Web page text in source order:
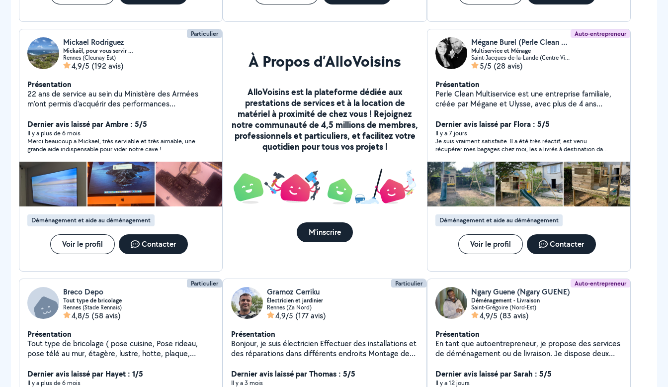
Particulier
Mickael Rodriguez
Mickaël, pour vous servir …
Rennes (Cleunay Est)
4,9/5 (192 avis)
Présentation
22 ans de service au sein du Ministère des Armées
m'ont permis d'acquérir des performances
métier une polyvalence avec les qualités propres au
statut qui est le nôtre. Mes compétences : petit
bricolage, peintures et finitions d'intérieur, montage de
meubles et abris de jardin, jardinage sur de petites ou
moyennes surfaces. Je dispose de pas mal de petits
matériels de bricolage et nettoyage (karcher) mais
également d'un van 9 places pour transport de
personnes et de matériels. Compétences en rh et
secrétariat pour création de CV dans les règles de l'art.
Je dispose de photos de mon appartement dont le
parquet, la cuisine ainsi que les murs ont été
entièrement monté et repeint par mes soins.
Démontage, changement de pièces, nettoyage et
remontage IMac ️. D'autres photos, notamment les CV
le soir en semaine et le week-end. Au plaisir de vous
Dernier avis laissé par Ambre : 5/5
Il y a plus de 6 mois
Merci beaucoup a Mickael, très serviable et très aimable, une
grande aide indispensable pour vider notre cave !
Déménagement et aide au déménagement
Voir le profil Contacter
À Propos d’AlloVoisins
AlloVoisins est la plateforme dédiée aux
prestations de services et à la location de
matériel à proximité de chez vous ! Rejoignez
notre communauté de 4,5 millions de membres,
professionnels et particuliers, et facilitez votre
quotidien pour tous vos projets !
M'inscrire
Auto-entrepreneur
Mégane Burel (Perle Clean Multiservice)
Multiservice et Ménage
Saint-Jacques-de-la-Lande (Centre Ville)
5/5 (28 avis)
Présentation
Perle Clean Multiservice est une entreprise familiale,
créée par Mégane et Ulysse, avec plus de 4 ans
ménage, nettoyage, accompagnement, petits travaux,
montage de meubles et débarras. Notre engagement :
vous offrir un service fiable, soigné et personnalisé,
avec le sourire et le souci du travail bien fait.
Dernier avis laissé par Flora : 5/5
Il y a 7 jours
Je suis vraiment satisfaite. Il a été très réactif, est venu
récupérer mes bagages chez moi, les a livrés à destination dans
est excellent. Je le recommande sans hésiter !
Déménagement et aide au déménagement
Voir le profil Contacter
Particulier
Breco Depo
Tout type de bricolage
Rennes (Stade Rennais)
4,8/5 (58 avis)
Présentation
Tout type de bricolage ( pose cuisine, Pose rideau,
pose télé au mur, étagère, lustre, hotte, plaque,
Dernier avis laissé par Hayet : 1/5
Il y a plus de 6 mois
Particulier
Gramoz Cerriku
Électricien et jardinier
Rennes (Za Nord)
4,9/5 (177 avis)
Présentation
Bonjour, je suis électricien Effectuer des installations et
des réparations dans différents endroits Montage de
déménagement, etc Je suis sérieuse,correcte et
ponctuel. Pour plus d'informations n'hésite pas de me
Dernier avis laissé par Thomas : 5/5
Il y a 3 mois
Auto-entrepreneur
Ngary Guene (Ngary GUENE)
Déménagement - Livraison
Saint-Grégoire (Nord-Est)
4,9/5 (83 avis)
Présentation
En tant que autoentrepreneur, je propose des services
de déménagement ou de livraison. Je dispose deux
couvertures de protection, etc.). Nous sommes
également spécialisés dans le montage et le
Dernier avis laissé par Sarah : 5/5
Il y a 12 jours